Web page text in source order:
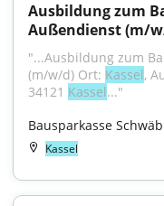
Ausbildung zum
Außendienst (m/
"...Ausbildung zum
(m/w/d) Ort: Kassel,
34121 Kassel..."
Bausparkasse
Kassel